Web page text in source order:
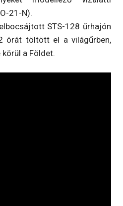
21-N).
STS-128 űrhajón
órát töltött el a világűrben,
a Földet.